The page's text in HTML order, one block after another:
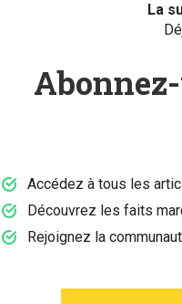
La
Accédez à tous les
Découvrez les faits
Rejoignez la